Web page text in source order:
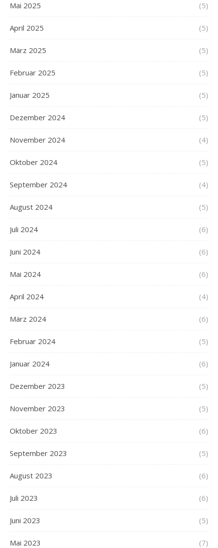
Mai 2025 (5)
April 2025 (5)
März 2025 (5)
Februar 2025 (5)
Januar 2025 (5)
Dezember 2024 (5)
November 2024 (4)
Oktober 2024 (5)
September 2024 (4)
August 2024 (5)
Juli 2024 (6)
Juni 2024 (6)
Mai 2024 (6)
April 2024 (4)
März 2024 (6)
Februar 2024 (5)
Januar 2024 (6)
Dezember 2023 (5)
November 2023 (5)
Oktober 2023 (6)
September 2023 (5)
August 2023 (6)
Juli 2023 (6)
Juni 2023 (5)
Mai 2023 (7)